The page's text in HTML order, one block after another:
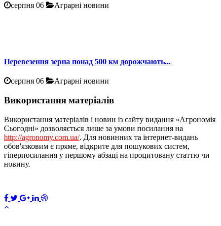
серпня 06 Аграрні новини
Перевезення зерна понад 500 км дорожчають...
серпня 06 Аграрні новини
Використання матеріалів
Використання матеріалів і новин із сайту видання «Агрономія
Сьогодні» дозволяється лише за умови посилання на
http://agronomy.com.ua/. Для новинних та інтернет-видань
обов'язковим є пряме, відкрите для пошукових систем,
гіперпосилання у першому абзаці на процитовану статтю чи
новину.